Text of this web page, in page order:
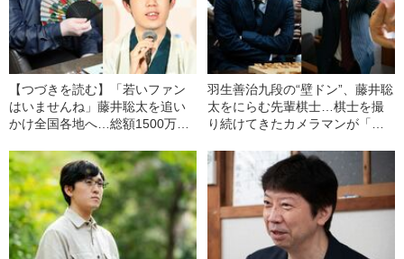
【つづきを読む】「若いファン
はいませんね」藤井聡太を追い
かけ全国各地へ…総額1500万円
（54）が明かす“将棋界の推し
活”のリアル「旦那からの反応
は…」
羽生善治九段の“壁ドン”、藤井聡
太をにらむ先輩棋士…棋士を撮
り続けてきたカメラマンが「忘